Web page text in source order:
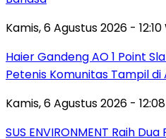
Kamis, 6 Agustus 2026 - 12:10
Haier Gandeng AO 1 Point
Petenis Komunitas Tampil di
Kamis, 6 Agustus 2026 -
SUS ENVIRONMENT Raih